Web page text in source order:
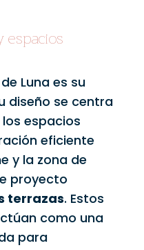
Luna es su
diseño se centra
espacios
eficiente
y la zona de
proyecto
terrazas. Estos
como una
para